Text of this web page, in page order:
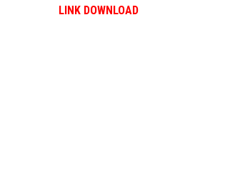
LINK DOWNLOAD